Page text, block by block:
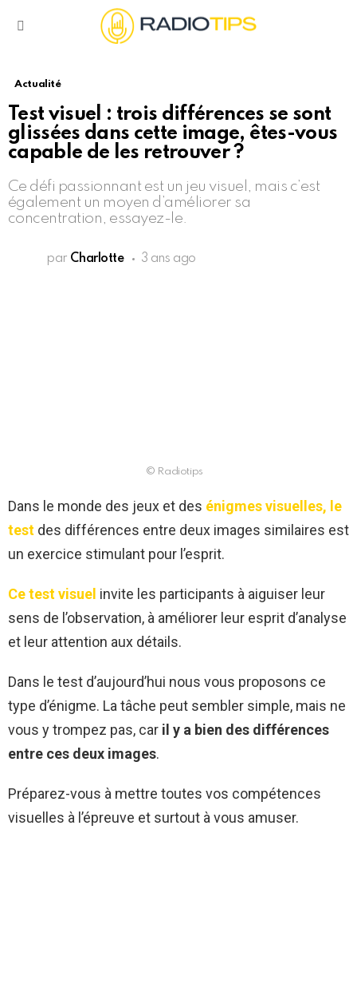
Actualité
Test visuel : trois différences se sont
glissées dans cette image, êtes-vous
capable de les retrouver ?
Ce défi passionnant est un jeu visuel, mais c’est
également un moyen d’améliorer sa
concentration, essayez-le.
par Charlotte 3 ans ago
© Radiotips
Dans le monde des jeux et des énigmes visuelles, le
test des différences entre deux images similaires est
un exercice stimulant pour l’esprit.
Ce test visuel invite les participants à aiguiser leur
sens de l’observation, à améliorer leur esprit d’analyse
et leur attention aux détails.
Dans le test d’aujourd’hui nous vous proposons ce
type d’énigme. La tâche peut sembler simple, mais ne
vous y trompez pas, car il y a bien des différences
entre ces deux images.
Préparez-vous à mettre toutes vos compétences
visuelles à l’épreuve et surtout à vous amuser.